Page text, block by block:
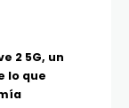
2 5G, un
lo que